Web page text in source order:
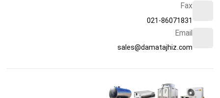
Fax
021-86071831
Email
sales@damatajhiz.com